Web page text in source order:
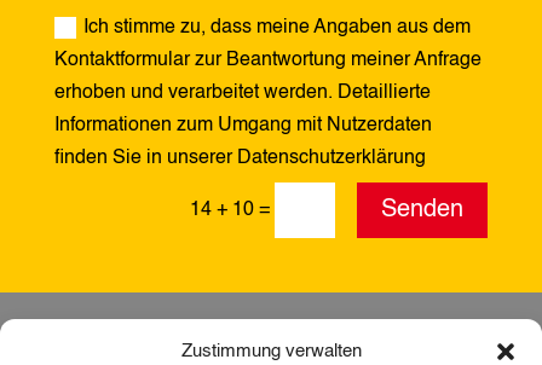
Zustimmung verwalten
Ich stimme zu, dass meine Angaben aus dem
Kontaktformular zur Beantwortung meiner Anfrage
erhoben und verarbeitet werden. Detaillierte
Informationen zum Umgang mit Nutzerdaten
finden Sie in unserer Datenschutzerklärung
14 + 10 = Senden